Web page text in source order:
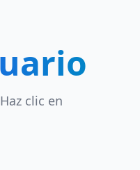
clic en